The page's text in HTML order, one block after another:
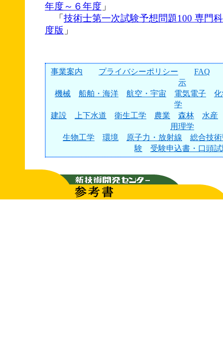
年度～６年度 」
「 技術士第一次試験予想問題100 専門
度版 」
事業案内 プライバシーポリシー
FAQ
示
機械
船舶・海洋 航空・宇宙 電気電子
学
建設
上下水道 衛生工学 農業 森林
水産
用理学
生物工学
環境 原子力・放射線
総合技
験
受験申込書・口頭